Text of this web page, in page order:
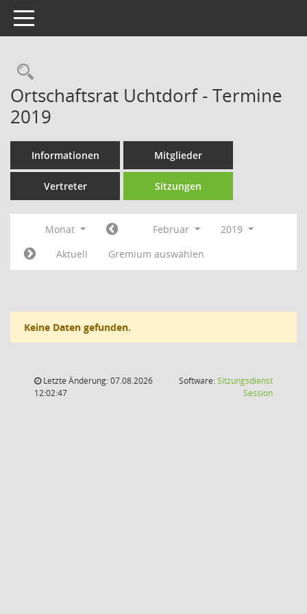
Toggle navigation
Rechercheauswahl
Ortschaftsrat Uchtdorf - Termine
2019
Informationen Mitglieder
Vertreter Sitzungen
Monat Februar
2019
Aktuell
Gremium auswählen
Keine Daten gefunden.
Letzte Änderung: 07.08.2026
12:02:47
Software:Sitzungsdienst
Session(Wird in